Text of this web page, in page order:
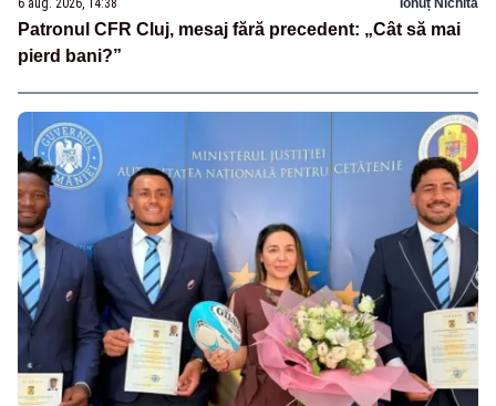
6 aug. 2026, 14:38 Ionuț Nichita
Patronul CFR Cluj, mesaj fără precedent: „Cât să mai
pierd bani?”